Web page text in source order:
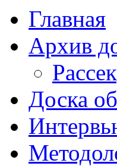
Главная
Архив
Доска